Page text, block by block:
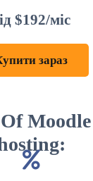
$192/міс
зараз